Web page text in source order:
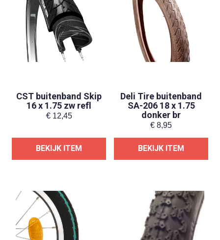
CST buitenband Skip
16 x 1.75 zw refl
€12,45
BEKIJK ITEM
Deli Tire buitenband
SA-206 18 x 1.75
donker br
€ 8,95
BEKIJK ITEM